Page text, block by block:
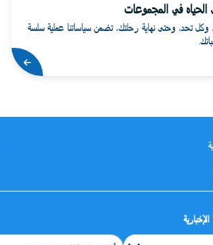
الحياه في المجموعات
تحد، وحتى نهاية رحلتك، تضمن سياساتنا عملية سلسة